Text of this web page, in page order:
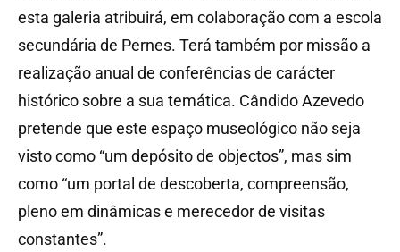
esta galeria atribuirá, em colaboração com a escola
secundária de Pernes. Terá também por missão a
realização anual de conferências de carácter
histórico sobre a sua temática. Cândido Azevedo
pretende que este espaço museológico não seja
visto como “um depósito de objectos”, mas sim
como “um portal de descoberta, compreensão,
pleno em dinâmicas e merecedor de visitas
constantes”.